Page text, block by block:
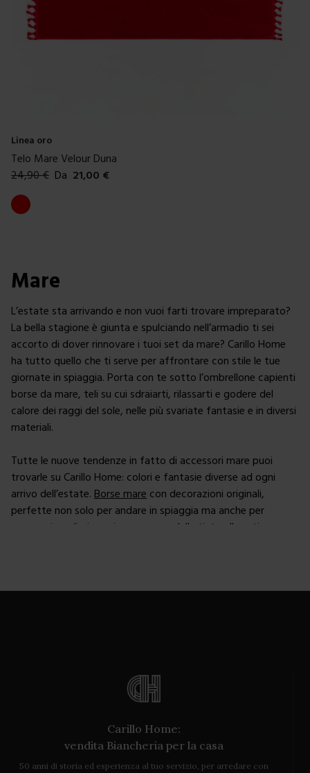
Linea oro
Telo Mare Velour Duna
24,90€ Da 21,00 €
Colori disponibili
Rosso
Mare
L’estate sta arrivando e non vuoi farti trovare impreparato?
La bella stagione è giunta e spulciando nell’armadio ti sei
accorto di dover rinnovare i tuoi set da mare? Carillo Home
ha tutto quello che ti serve per affrontare con stile le tue
giornate in spiaggia. Porta con te sotto l’ombrellone capienti
borse da mare, teli su cui sdraiarti, rilassarti e godere del
calore dei raggi del sole, nelle più svariate fantasie e in diversi
materiali.
Tutte le nuove tendenze in fatto di accessori mare puoi
trovarle su Carillo Home: colori e fantasie diverse ad ogni
arrivo dell’estate. Borse mare con decorazioni originali,
perfette non solo per andare in spiaggia ma anche per
passeggiare di giorno in una pausa dalla tintarella estiva.
trascorrere in compagnia tra sole e mare. I teli Carillo Home
apparecchiature elettroniche ed altri oggetti in modo che
siano al riparo dalla sabbia e dalle intemperie del bagnasciuga.
Carillo Home:
vendita Biancheria per la casa
50 anni di storia ed esperienza al tuo servizio, per arredare con